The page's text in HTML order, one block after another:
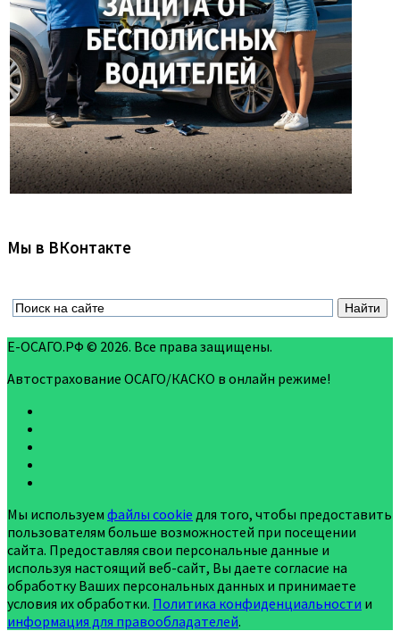
Мы в ВКонтакте
Е-ОСАГО.РФ © 2026. Все права защищены.
Автострахование ОСАГО/КАСКО в онлайн режиме!
Мы используем файлы cookie для того, чтобы предоставить
пользователям больше возможностей при посещении
сайта. Предоставляя свои персональные данные и
используя настоящий веб-сайт, Вы даете согласие на
обработку Ваших персональных данных и принимаете
условия их обработки. Политика конфиденциальности и
информация для правообладателей.